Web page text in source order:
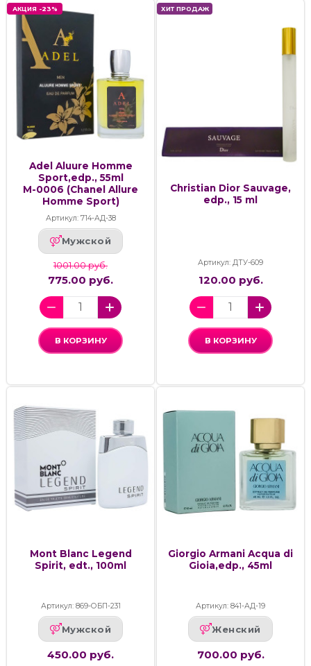
АКЦИЯ -23%
Adel Aluure Homme
Sport,edp., 55ml
М-0006 (Chanel Allure
Homme Sport)
Артикул: 714-АД-38
Мужской
1001.00 руб.
775.00 руб.
В КОРЗИНУ
ХИТ ПРОДАЖ
Christian Dior Sauvage,
edp., 15 ml
Артикул: ДТУ-609
120.00 руб.
В КОРЗИНУ
Mont Blanc Legend
Spirit, edt., 100ml
Артикул: 869-ОБП-231
Мужской
450.00 руб.
Giorgio Armani Acqua di
Gioia,edp., 45ml
Артикул: 841-АД-19
Женский
700.00 руб.